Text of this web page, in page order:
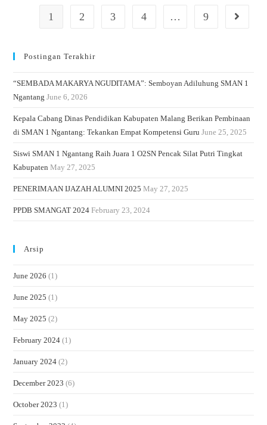
1 2 3 4 … 9
Postingan Terakhir
“SEMBADA MAKARYA NGUDITAMA”: Semboyan Adiluhung SMAN 1
Ngantang June 6, 2026
Kepala Cabang Dinas Pendidikan Kabupaten Malang Berikan Pembinaan
di SMAN 1 Ngantang: Tekankan Empat Kompetensi Guru June 25, 2025
Siswi SMAN 1 Ngantang Raih Juara 1 O2SN Pencak Silat Putri Tingkat
Kabupaten May 27, 2025
PENERIMAAN IJAZAH ALUMNI 2025 May 27, 2025
PPDB SMANGAT 2024 February 23, 2024
Arsip
June 2026 (1)
June 2025 (1)
May 2025 (2)
February 2024 (1)
January 2024 (2)
December 2023 (6)
October 2023 (1)